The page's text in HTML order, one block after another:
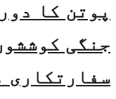
پوتن کا
جنگی
سفارتکاری